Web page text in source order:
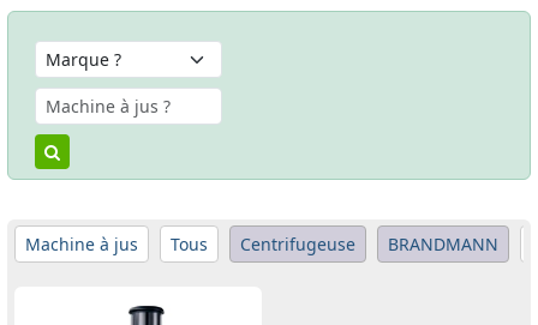
Machine à jus Tous Centrifugeuse BRANDMANN